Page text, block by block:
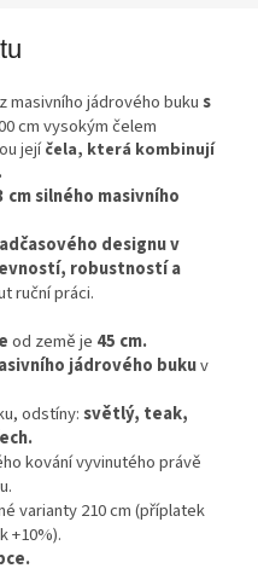
z masivního jádrového bukus
cm vysokým čelem
jejíčela, která kombinují
cm silného masivního
designu v
robustností a
ruční práci.
od země je 45 cm.
jádrového bukuv
odstíny:světlý, teak,
kování vyvinutého právě
varianty 210 cm (příplatek
+10%).